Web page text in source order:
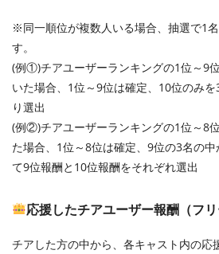
※同一順位が複数人いる場合、抽選で1
す。
(例①)チアユーザーランキングの1位～9
いた場合、1位～9位は確定、10位のみ
り選出
(例②)チアユーザーランキングの1位～8
た場合、1位～8位は確定、9位の3名の
て9位報酬と10位報酬をそれぞれ選出
応援したチアユーザー報酬（フリ
チアした方の中から、各キャスト内の応